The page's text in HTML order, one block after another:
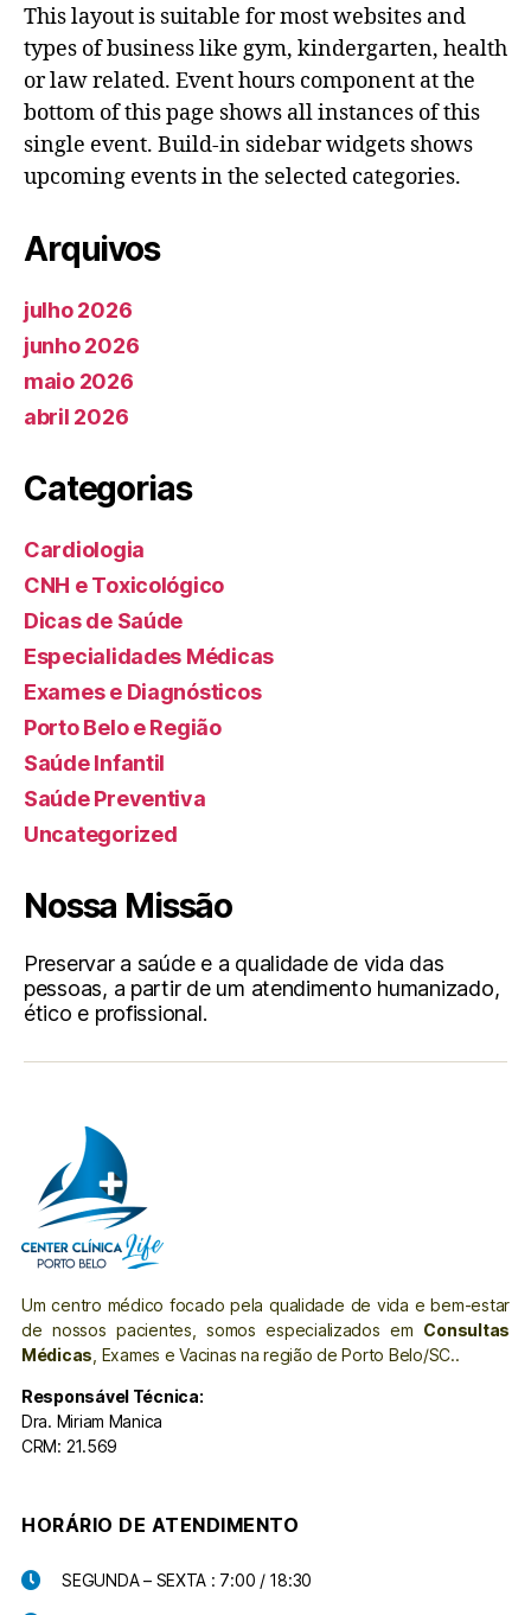
This layout is suitable for most websites and
types of business like gym, kindergarten, health
or law related. Event hours component at the
bottom of this page shows all instances of this
single event. Build-in sidebar widgets shows
upcoming events in the selected categories.
Arquivos
julho 2026
junho 2026
maio 2026
abril 2026
Categorias
Cardiologia
CNH e Toxicológico
Dicas de Saúde
Especialidades Médicas
Exames e Diagnósticos
Porto Belo e Região
Saúde Infantil
Saúde Preventiva
Uncategorized
Nossa Missão
Preservar a saúde e a qualidade de vida das
pessoas, a partir de um atendimento humanizado,
ético e profissional.
Um centro médico focado pela qualidade de vida e bem-estar
de nossos pacientes, somos especializados em Consultas
Médicas , Exames e Vacinas na região de Porto Belo/SC..
Responsável Técnica:
Dra. Miriam Manica
CRM: 21.569
HORÁRIO DE ATENDIMENTO
SEGUNDA – SEXTA : 7:00 / 18:30